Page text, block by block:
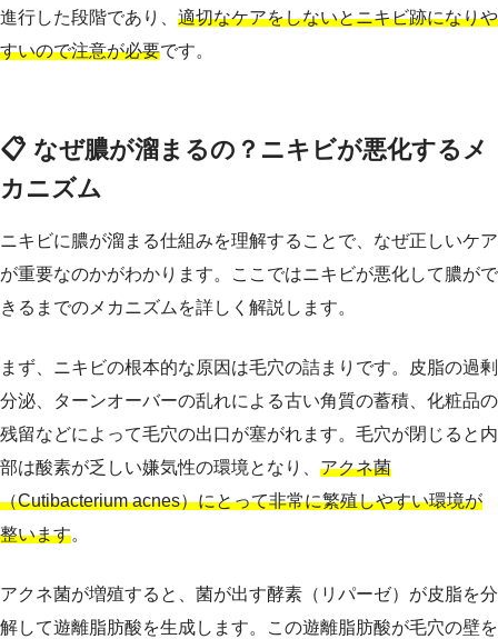
進行した段階であり、 適切なケアをしないとニキビ跡になりや
すいので注意が必要です。
📋 なぜ膿が溜まるの？ニキビが悪化するメ
カニズム
ニキビに膿が溜まる仕組みを理解することで、なぜ正しいケア
が重要なのかがわかります。ここではニキビが悪化して膿がで
きるまでのメカニズムを詳しく解説します。
まず、ニキビの根本的な原因は毛穴の詰まりです。皮脂の過剰
分泌、ターンオーバーの乱れによる古い角質の蓄積、化粧品の
残留などによって毛穴の出口が塞がれます。毛穴が閉じると内
部は酸素が乏しい嫌気性の環境となり、 アクネ菌
（Cutibacterium acnes）にとって非常に繁殖しやすい環境が
整います。
アクネ菌が増殖すると、菌が出す酵素（リパーゼ）が皮脂を分
解して遊離脂肪酸を生成します。この遊離脂肪酸が毛穴の壁を